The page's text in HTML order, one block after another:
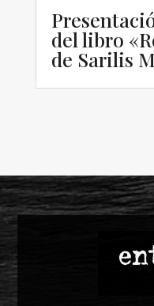
del libro
de Sarilis